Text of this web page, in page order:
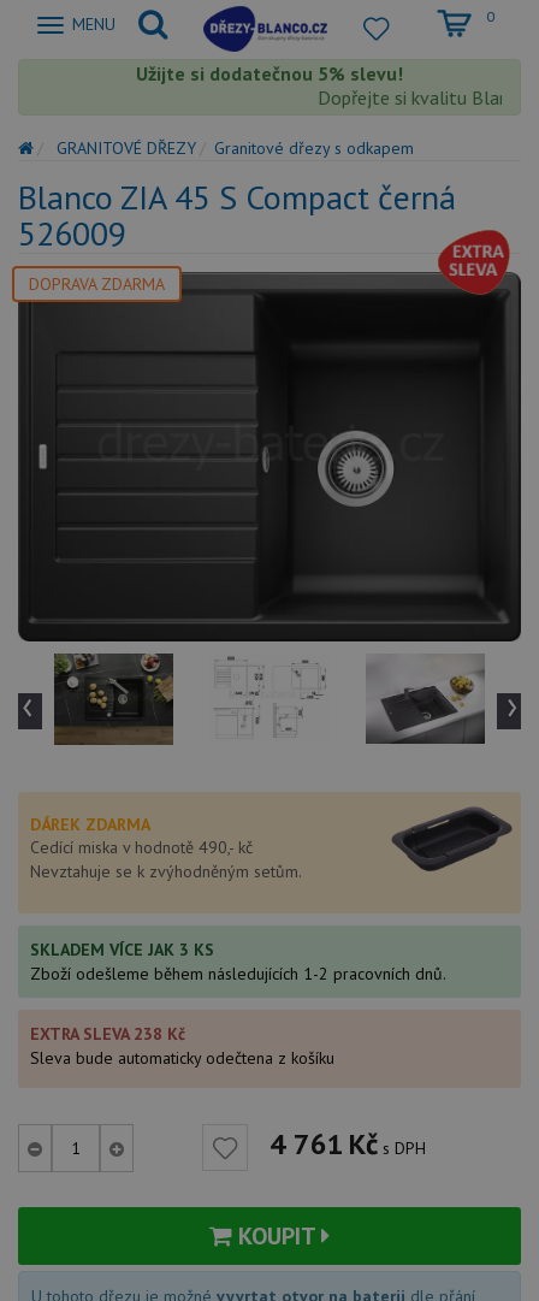
Zobrazit
MENU 0
Užijte si dodatečnou 5% slevu!
Dopřejte si kvalitu Blanco s
GRANITOVÉ DŘEZY Granitové dřezy s odkapem
Blanco ZIA 45 S Compact černá
526009
DOPRAVA ZDARMA
‹ ›
DÁREK ZDARMA
Cedící miska v hodnotě 490,- kč
Nevztahuje se k zvýhodněným setům.
SKLADEM VÍCE JAK 3 KS
Zboží odešleme během následujících 1-2 pracovních dnů.
EXTRA SLEVA 238 Kč
Sleva bude automaticky odečtena z košíku
4 761 Kč s DPH
KOUPIT